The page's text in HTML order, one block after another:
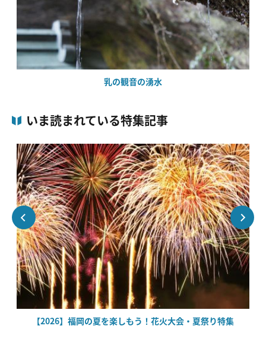
乳の観音の湧水
いま読まれている特集記事
【2026】福岡の夏を楽しもう！花火大会・夏祭り特集